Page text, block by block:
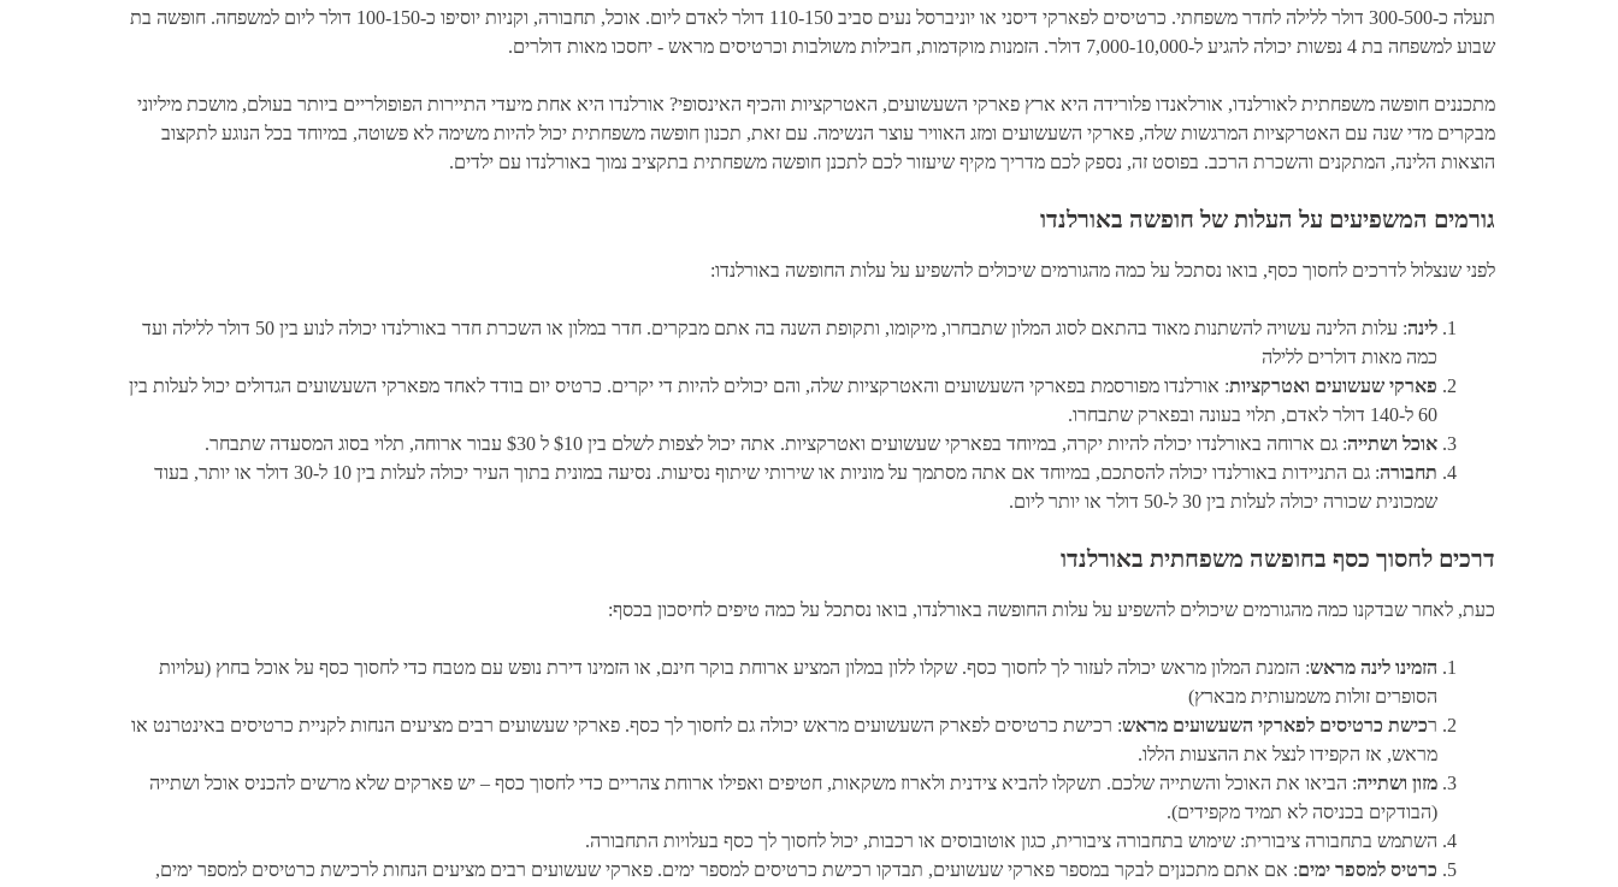
תעלה כ-300-500 דולר ללילה לחדר משפחתי. כרטיסים לפארקי דיסני או יוניברסל נעים סביב 110-150 דולר לאדם ליום. אוכל, תחבורה, וקניות יוסיפו כ-100-150 דולר ליום למשפחה. חופשה בת
שבוע למשפחה בת 4 נפשות יכולה להגיע ל-7,000-10,000 דולר. הזמנות מוקדמות, חבילות משולבות וכרטיסים מראש - יחסכו מאות דולרים.
מתכננים חופשה משפחתית לאורלנדו, אורלאנדו פלורידה היא ארץ פארקי השעשועים, האטרקציות והכיף האינסופי? אורלנדו היא אחת מיעדי התיירות הפופולריים ביותר בעולם, מושכת מיליוני
מבקרים מדי שנה עם האטרקציות המרגשות שלה, פארקי השעשועים ומזג האוויר עוצר הנשימה. עם זאת, תכנון חופשה משפחתית יכול להיות משימה לא פשוטה, במיוחד בכל הנוגע לתקצוב
הוצאות הלינה, המתקנים והשכרת הרכב. בפוסט זה, נספק לכם מדריך מקיף שיעזור לכם לתכנן חופשה משפחתית בתקציב נמוך באורלנדו עם ילדים.
גורמים המשפיעים על העלות של חופשה באורלנדו
לפני שנצלול לדרכים לחסוך כסף, בואו נסתכל על כמה מהגורמים שיכולים להשפיע על עלות החופשה באורלנדו:
לינה
: עלות הלינה עשויה להשתנות מאוד בהתאם לסוג המלון שתבחרו, מיקומו, ותקופת השנה בה אתם מבקרים. חדר במלון או השכרת חדר באורלנדו יכולה לנוע בין 50 דולר ללילה ועד
כמה מאות דולרים ללילה
פארקי שעשועים ואטרקציות: אורלנדו מפורסמת בפארקי השעשועים והאטרקציות שלה, והם יכולים להיות די יקרים. כרטיס יום בודד לאחד מפארקי השעשועים הגדולים יכול לעלות בין
60 ל-140 דולר לאדם, תלוי בעונה ובפארק שתבחרו.
אוכל ושתייה: גם ארוחה באורלנדו יכולה להיות יקרה, במיוחד בפארקי שעשועים ואטרקציות. אתה יכול לצפות לשלם בין $10 ל $30 עבור ארוחה, תלוי בסוג המסעדה שתבחר.
תחבורה
: גם התניידות באורלנדו יכולה להסתכם, במיוחד אם אתה מסתמך על מוניות או שירותי שיתוף נסיעות. נסיעה במונית בתוך העיר יכולה לעלות בין 10 ל-30 דולר או יותר, בעוד
שמכונית שכורה יכולה לעלות בין 30 ל-50 דולר או יותר ליום.
דרכים לחסוך כסף בחופשה משפחתית באורלנדו
כעת, לאחר שבדקנו כמה מהגורמים שיכולים להשפיע על עלות החופשה באורלנדו, בואו נסתכל על כמה טיפים לחיסכון בכסף:
הזמינו לינה מראש: הזמנת המלון מראש יכולה לעזור לך לחסוך כסף. שקלו ללון במלון המציע ארוחת בוקר חינם, או הזמינו דירת נופש עם מטבח כדי לחסוך כסף על אוכל בחוץ (עלויות
הסופרים זולות משמעותית מבארץ)
רכישת כרטיסים לפארקי השעשועים מראש: רכישת כרטיסים לפארק השעשועים מראש יכולה גם לחסוך לך כסף. פארקי שעשועים רבים מציעים הנחות לקניית כרטיסים באינטרנט או
מראש, אז הקפידו לנצל את ההצעות הללו.
מזון ושתייה: הביאו את האוכל והשתייה שלכם. תשקלו להביא צידנית ולארוז משקאות, חטיפים ואפילו ארוחת צהריים כדי לחסוך כסף – יש פארקים שלא מרשים להכניס אוכל ושתייה
(הבודקים בכניסה לא תמיד מקפידים).
השתמש בתחבורה ציבורית: שימוש בתחבורה ציבורית, כגון אוטובוסים או רכבות, יכול לחסוך לך כסף בעלויות התחבורה.
כרטיס למספר ימים: אם אתם מתכנןים לבקר במספר פארקי שעשועים, תבדקו רכישת כרטיסים למספר ימים. פארקי שעשועים רבים מציעים הנחות לרכישת כרטיסים למספר ימים,